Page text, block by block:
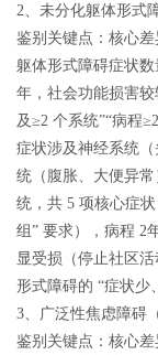
2、未分化躯体形式
鉴别关键点：核心
躯体形式障碍症状
年，社会功能损害
及≥2 个系统”“病程
症状涉及神经系统
统（腹胀、大便异
统，共 5 项核心症
组” 要求），病程 2
显受损（停止社区
形式障碍的 “症状少
3、广泛性焦虑障碍（
鉴别关键点：核心差